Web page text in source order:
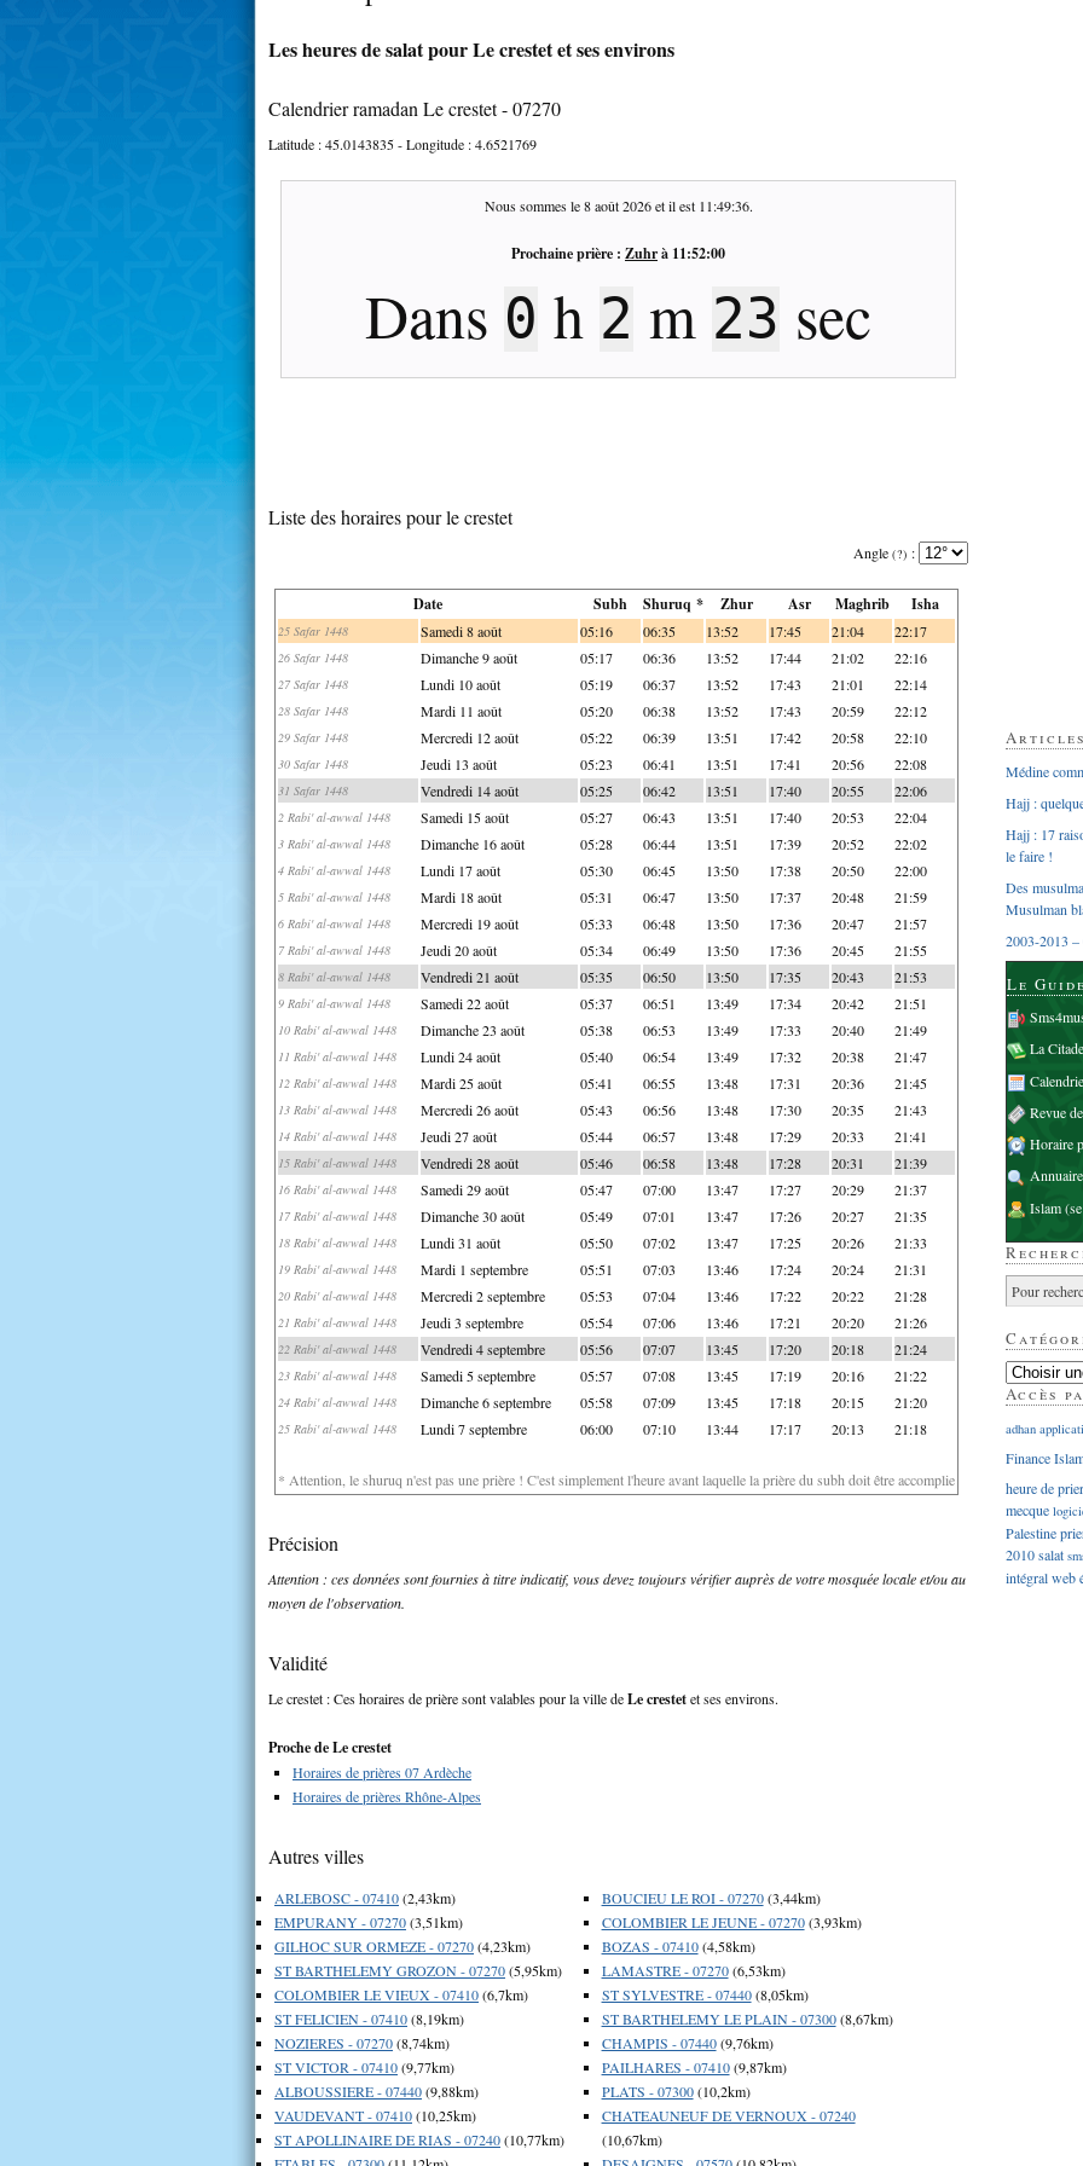
Les heures de salat pour Le crestet et ses environs
Calendrier ramadan Le crestet - 07270
Latitude :45.0143835- Longitude :4.6521769
Nous sommes le8 août 2026et il est 11:49:37.
Prochaine prière : Zuhrà 11:52:00
Dans 0 h 2 m 22 sec
Liste des horaires pour le crestet
Angle (?) :
Date Subh Shuruq * Zhur Asr Maghrib Isha
25 Safar 1448 Samedi 8 août 05:16 06:35 13:52 17:45 21:04 22:17
26 Safar 1448 Dimanche 9 août 05:17 06:36 13:52 17:44 21:02 22:16
27 Safar 1448 Lundi 10 août 05:19 06:37 13:52 17:43 21:01 22:14
28 Safar 1448 Mardi 11 août 05:20 06:38 13:52 17:43 20:59 22:12
29 Safar 1448 Mercredi 12 août 05:22 06:39 13:51 17:42 20:58 22:10
30 Safar 1448 Jeudi 13 août 05:23 06:41 13:51 17:41 20:56 22:08
31 Safar 1448 Vendredi 14 août 05:25 06:42 13:51 17:40 20:55 22:06
2 Rabi' al-awwal 1448 Samedi 15 août 05:27 06:43 13:51 17:40 20:53 22:04
3 Rabi' al-awwal 1448 Dimanche 16 août 05:28 06:44 13:51 17:39 20:52 22:02
4 Rabi' al-awwal 1448 Lundi 17 août 05:30 06:45 13:50 17:38 20:50 22:00
5 Rabi' al-awwal 1448 Mardi 18 août 05:31 06:47 13:50 17:37 20:48 21:59
6 Rabi' al-awwal 1448 Mercredi 19 août 05:33 06:48 13:50 17:36 20:47 21:57
7 Rabi' al-awwal 1448 Jeudi 20 août 05:34 06:49 13:50 17:36 20:45 21:55
8 Rabi' al-awwal 1448 Vendredi 21 août 05:35 06:50 13:50 17:35 20:43 21:53
9 Rabi' al-awwal 1448 Samedi 22 août 05:37 06:51 13:49 17:34 20:42 21:51
10 Rabi' al-awwal 1448 Dimanche 23 août 05:38 06:53 13:49 17:33 20:40 21:49
11 Rabi' al-awwal 1448 Lundi 24 août 05:40 06:54 13:49 17:32 20:38 21:47
12 Rabi' al-awwal 1448 Mardi 25 août 05:41 06:55 13:48 17:31 20:36 21:45
13 Rabi' al-awwal 1448 Mercredi 26 août 05:43 06:56 13:48 17:30 20:35 21:43
14 Rabi' al-awwal 1448 Jeudi 27 août 05:44 06:57 13:48 17:29 20:33 21:41
15 Rabi' al-awwal 1448 Vendredi 28 août 05:46 06:58 13:48 17:28 20:31 21:39
16 Rabi' al-awwal 1448 Samedi 29 août 05:47 07:00 13:47 17:27 20:29 21:37
17 Rabi' al-awwal 1448 Dimanche 30 août 05:49 07:01 13:47 17:26 20:27 21:35
18 Rabi' al-awwal 1448 Lundi 31 août 05:50 07:02 13:47 17:25 20:26 21:33
19 Rabi' al-awwal 1448 Mardi 1 septembre 05:51 07:03 13:46 17:24 20:24 21:31
20 Rabi' al-awwal 1448 Mercredi 2 septembre 05:53 07:04 13:46 17:22 20:22 21:28
21 Rabi' al-awwal 1448 Jeudi 3 septembre 05:54 07:06 13:46 17:21 20:20 21:26
22 Rabi' al-awwal 1448 Vendredi 4 septembre 05:56 07:07 13:45 17:20 20:18 21:24
23 Rabi' al-awwal 1448 Samedi 5 septembre 05:57 07:08 13:45 17:19 20:16 21:22
24 Rabi' al-awwal 1448 Dimanche 6 septembre 05:58 07:09 13:45 17:18 20:15 21:20
25 Rabi' al-awwal 1448 Lundi 7 septembre 06:00 07:10 13:44 17:17 20:13 21:18
* Attention, le shuruq n'est pas une prière ! C'est simplement l'heure avant laquelle la prière du subh doit être accomplie
Précision
Attention : ces données sont fournies à titre indicatif, vous devez toujours vérifier auprès de votre mosquée locale et/ou au
moyen de l'observation.
Validité
Le crestet : Ces horaires de prière sont valables pour la ville deLe crestetet ses environs.
Proche de Le crestet
Horaires de prières 07 Ardèche
Horaires de prières Rhône-Alpes
Autres villes
ARLEBOSC - 07410(2,43km)
EMPURANY - 07270(3,51km)
GILHOC SUR ORMEZE - 07270(4,23km)
ST BARTHELEMY GROZON - 07270(5,95km)
COLOMBIER LE VIEUX - 07410(6,7km)
ST FELICIEN - 07410(8,19km)
NOZIERES - 07270(8,74km)
ST VICTOR - 07410(9,77km)
ALBOUSSIERE - 07440(9,88km)
VAUDEVANT - 07410(10,25km)
ST APOLLINAIRE DE RIAS - 07240(10,77km)
BOUCIEU LE ROI - 07270(3,44km)
COLOMBIER LE JEUNE - 07270(3,93km)
BOZAS - 07410(4,58km)
LAMASTRE - 07270(6,53km)
ST SYLVESTRE - 07440(8,05km)
ST BARTHELEMY LE PLAIN - 07300(8,67km)
CHAMPIS - 07440(9,76km)
PAILHARES - 07410(9,87km)
PLATS - 07300(10,2km)
CHATEAUNEUF DE VERNOUX - 07240
(10,67km)
Médine
Hajj :
Hajj : 17
le faire !
Des
Musulman
2003-2013 –
Le
La
Revue
Horaire
Islam
Accès
adhan
Finance
heure de
mecque
Palestine
2010salat
intégralweb